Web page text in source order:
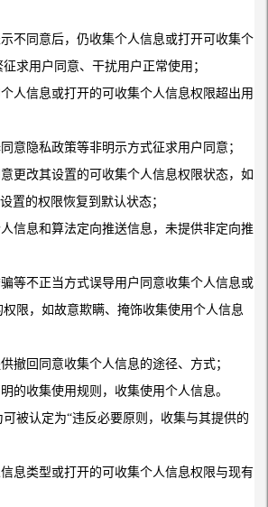
不同意后，仍收集个人信息或打开可收集个
求用户同意、干扰用户正常使用；
人信息或打开的可收集个人信息权限超出用
意隐私政策等非明示方式征求用户同意；
更改其设置的可收集个人信息权限状态，如
置的权限恢复到默认状态；
信息和算法定向推送信息，未提供非定向推
等不正当方式误导用户同意收集个人信息或
限，如故意欺瞒、掩饰收集使用个人信息
撤回同意收集个人信息的途径、方式；
的收集使用规则，收集使用个人信息。
可被认定为“违反必要原则，收集与其提供的
息类型或打开的可收集个人信息权限与现有